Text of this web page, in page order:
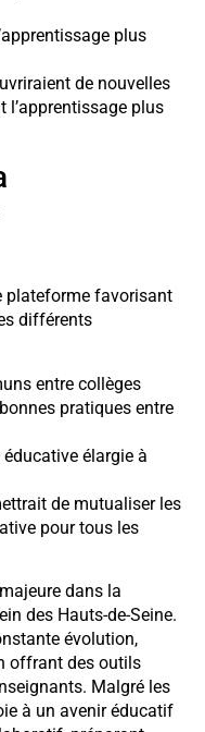
plus
de nouvelles
l’apprentissage plus
plateforme favorisant
différents
entre collèges
pratiques entre
élargie à
de mutualiser les
pour tous les
dans la
des Hauts-de-Seine.
évolution,
offrant des outils
Malgré les
à un avenir éducatif